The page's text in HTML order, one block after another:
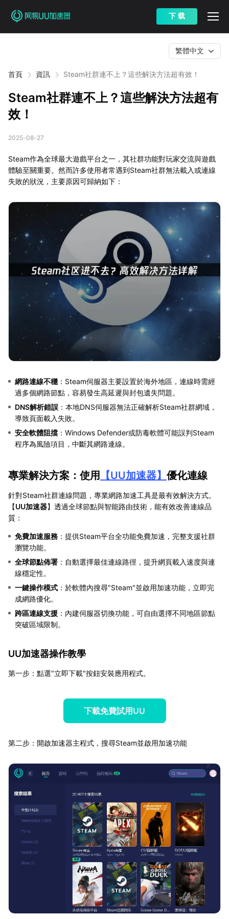
下 载
首頁 資訊 Steam社群連不上？這些解決方法超有效！
繁體中文
Steam社群連不上？這些解決方法超有
效！
2025-08-27
Steam作為全球最大遊戲平台之一，其社群功能對玩家交流與遊戲
體驗至關重要。然而許多使用者常遇到Steam社群無法載入或連線
失敗的狀況，主要原因可歸納如下：
網路連線不穩 ：Steam伺服器主要設置於海外地區，連線時需經
過多個網路節點，容易發生高延遲與封包遺失問題。
DNS解析錯誤 ：本地DNS伺服器無法正確解析Steam社群網域，
導致頁面載入失敗。
安全軟體阻擋 ：Windows Defender或防毒軟體可能誤判Steam
程序為風險項目，中斷其網路連線。
專業解決方案：使用 【UU加速器】 優化連線
針對Steam社群連線問題，專業網路加速工具是最有效解決方式。
【UU加速器】透過全球節點與智能路由技術，能有效改善連線品
質：
免費加速服務 ：提供Steam平台全功能免費加速，完整支援社群
瀏覽功能。
全球節點佈署 ：自動選擇最佳連線路徑，提升網頁載入速度與連
線穩定性。
一鍵操作模式 ：於軟體內搜尋"Steam"並啟用加速功能，立即完
成網路優化。
跨區連線支援 ：內建伺服器切換功能，可自由選擇不同地區節點
突破區域限制。
UU加速器操作教學
第一步：點選"立即下載"按鈕安裝應用程式。
下載免費試用UU
第二步：開啟加速器主程式，搜尋Steam並啟用加速功能